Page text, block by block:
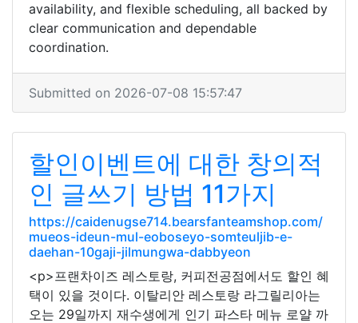
availability, and flexible scheduling, all backed by
clear communication and dependable
coordination.
Submitted on 2026-07-08 15:57:47
할인이벤트에 대한 창의적
인 글쓰기 방법 11가지
https://caidenugse714.bearsfanteamshop.com/
mueos-ideun-mul-eoboseyo-somteuljib-e-
daehan-10gaji-jilmungwa-dabbyeon
<p>프랜차이즈 레스토랑, 커피전공점에서도 할인 혜
택이 있을 것이다. 이탈리안 레스토랑 라그릴리아는
오는 29일까지 재수생에게 인기 파스타 메뉴 로얄 까